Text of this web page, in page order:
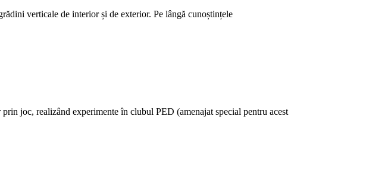
verticale de interior și de exterior. Pe lângă cunoștințele
joc, realizând experimente în clubul PED (amenajat special pentru acest